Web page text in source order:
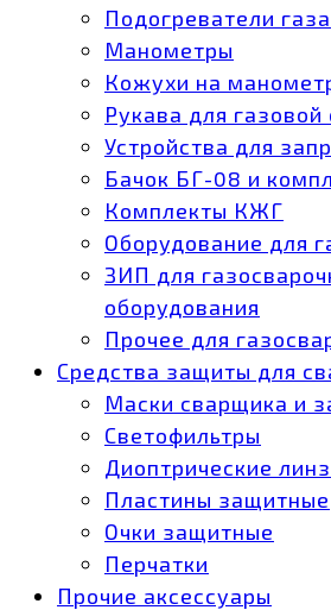
Подогреватели газа
Манометры
Кожухи на
Рукава для газовой
Устройства для
Бачок БГ-08 и
Комплекты КЖГ
Оборудование для
ЗИП для
оборудования
Прочее для
Средства защиты для
Маски сварщика и
Светофильтры
Диоптрические
Пластины защитные
Очки защитные
Перчатки
Прочие аксессуары